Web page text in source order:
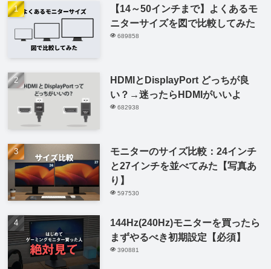
【14～50インチまで】よくあるモ
ニターサイズを図で比較してみた
689858
HDMIとDisplayPort どっちが良
い？→迷ったらHDMIがいいよ
682938
モニターのサイズ比較：24インチ
と27インチを並べてみた【写真あ
り】
597530
144Hz(240Hz)モニターを買ったら
まずやるべき初期設定【必須】
390881